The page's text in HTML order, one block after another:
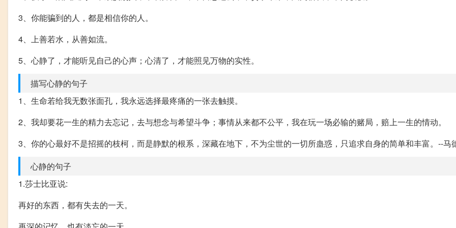
3、你能骗到的人，都是相信你的人。
4、上善若水，从善如流。
5、心静了，才能听见自己的心声；心清了，才能照见万物的实性。
描写心静的句子
1、生命若给我无数张面孔，我永远选择最疼痛的一张去触摸。
2、我却要花一生的精力去忘记，去与想念与希望斗争；事情从来都不公平，我在玩一场必输的赌局，赔上一生的情动。
3、你的心最好不是招摇的枝柯，而是静默的根系，深藏在地下，不为尘世的一切所蛊惑，只追求自身的简单和丰富。--马
心静的句子
1.莎士比亚说:
再好的东西，都有失去的一天。